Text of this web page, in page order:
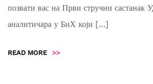
позвати вас на Први стручни састанак
аналитичара у БиХ који […]
READ MORE >>